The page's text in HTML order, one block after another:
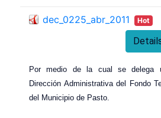
dec_0225_abr_2011 Hot
Por medio de la cual se delega
Dirección Administrativa del Fondo
del Municipio de Pasto.